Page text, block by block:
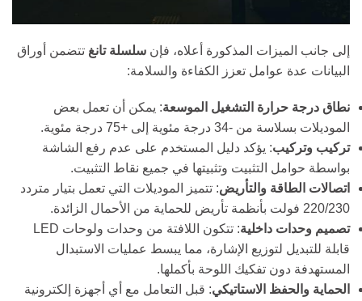
إلى جانب الميزات المذكورة أعلاه، فإن سلسلة تانغ تتضمن أوراق
البيانات عدة عوامل تعزز الكفاءة والسلامة:
نطاق درجة حرارة التشغيل الموسعة: يمكن أن تعمل بعض
الموديلات بسلاسة من -34 درجة مئوية إلى +75 درجة مئوية.
تركيب وتركيب: يؤكد دليل المستخدم على عدم رفع الشاشة
بواسطة حوامل التثبيت وتثبيتها في جميع نقاط التثبيت.
اتصالات الطاقة والتأريض: تتميز الموديلات التي تعمل بتيار متردد
220/230 فولت بأنظمة تأريض للحماية من الأحمال الزائدة.
تصميم وحدات داخلية
: تتكون اللافتة من وحدات ولوحات LED
قابلة للتبديل لتوزيع الإشارة، مما يبسط عمليات الاستبدال
المستهدفة دون تفكيك اللوحة بأكملها.
الحماية والحفظ الاستاتيكي: قبل التعامل مع أي أجهزة إلكترونية